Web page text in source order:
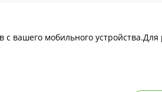
вашего мобильного